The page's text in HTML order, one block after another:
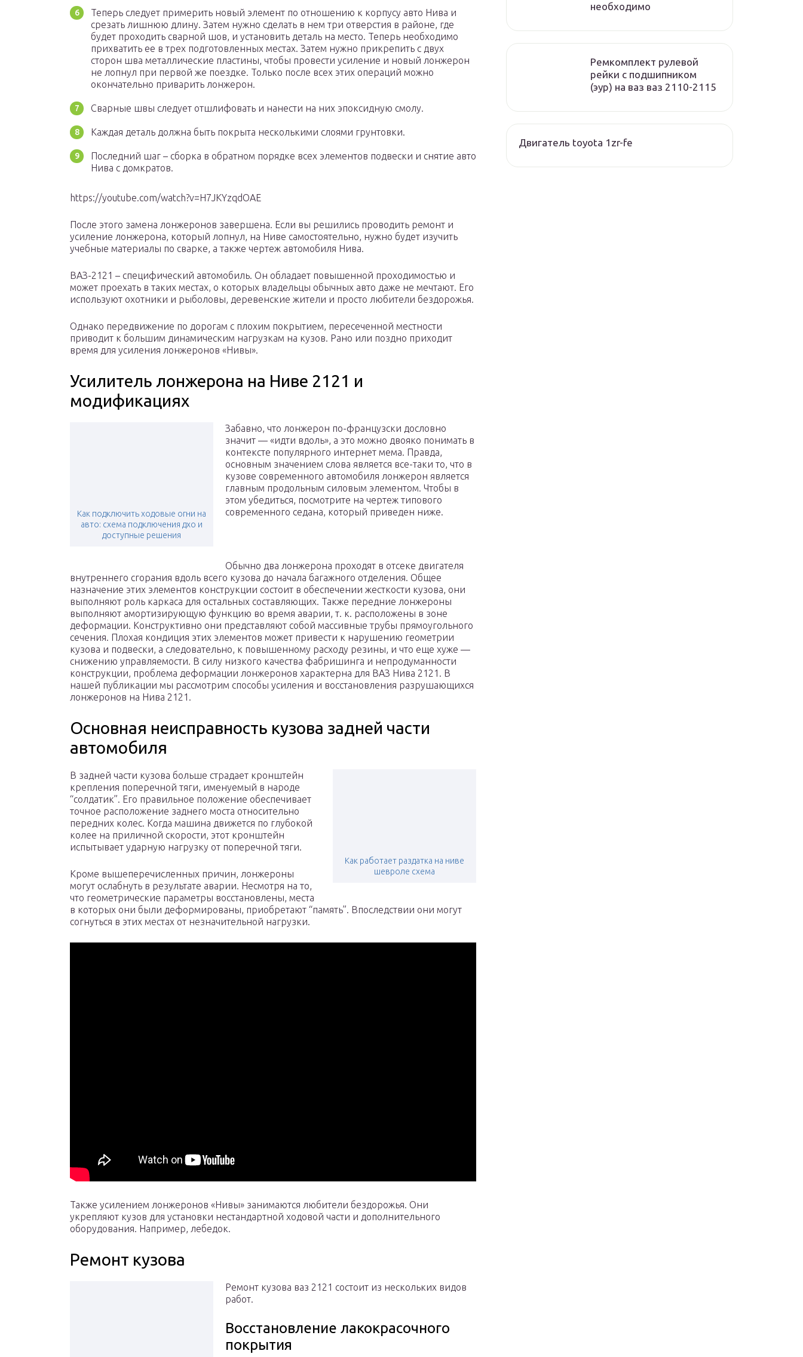
Теперь следует примерить новый элемент по отношению к корпусу авто Нива и
срезать лишнюю длину. Затем нужно сделать в нем три отверстия в районе, где
будет проходить сварной шов, и установить деталь на место. Теперь необходимо
прихватить ее в трех подготовленных местах. Затем нужно прикрепить с двух
сторон шва металлические пластины, чтобы провести усиление и новый лонжерон
не лопнул при первой же поездке. Только после всех этих операций можно
окончательно приварить лонжерон.
Сварные швы следует отшлифовать и нанести на них эпоксидную смолу.
Каждая деталь должна быть покрыта несколькими слоями грунтовки.
Последний шаг – сборка в обратном порядке всех элементов подвески и снятие авто
Нива с домкратов.
https://youtube.com/watch?v=H7JKYzqdOAE
После этого замена лонжеронов завершена. Если вы решились проводить ремонт и
усиление лонжерона, который лопнул, на Ниве самостоятельно, нужно будет изучить
учебные материалы по сварке, а также чертеж автомобиля Нива.
ВАЗ-2121 – специфический автомобиль. Он обладает повышенной проходимостью и
может проехать в таких местах, о которых владельцы обычных авто даже не мечтают. Его
используют охотники и рыболовы, деревенские жители и просто любители бездорожья.
Однако передвижение по дорогам с плохим покрытием, пересеченной местности
приводит к большим динамическим нагрузкам на кузов. Рано или поздно приходит
время для усиления лонжеронов «Нивы».
Усилитель лонжерона на Ниве 2121 и
модификациях
Как подключить ходовые огни на
авто: схема подключения дхо и
доступные решения
Забавно, что лонжерон по-французски дословно
значит — «идти вдоль», а это можно двояко понимать в
контексте популярного интернет мема. Правда,
основным значением слова является все-таки то, что в
кузове современного автомобиля лонжерон является
главным продольным силовым элементом. Чтобы в
этом убедиться, посмотрите на чертеж типового
современного седана, который приведен ниже.
Обычно два лонжерона проходят в отсеке двигателя
внутреннего сгорания вдоль всего кузова до начала багажного отделения. Общее
назначение этих элементов конструкции состоит в обеспечении жесткости кузова, они
выполняют роль каркаса для остальных составляющих. Также передние лонжероны
выполняют амортизирующую функцию во время аварии, т. к. расположены в зоне
деформации. Конструктивно они представляют собой массивные трубы прямоугольного
сечения. Плохая кондиция этих элементов может привести к нарушению геометрии
кузова и подвески, а следовательно, к повышенному расходу резины, и что еще хуже —
снижению управляемости. В силу низкого качества фабришинга и непродуманности
конструкции, проблема деформации лонжеронов характерна для ВАЗ Нива 2121. В
нашей публикации мы рассмотрим способы усиления и восстановления разрушающихся
лонжеронов на Нива 2121.
Основная неисправность кузова задней части
автомобиля
Как работает раздатка на ниве
шевроле схема
В задней части кузова больше страдает кронштейн
крепления поперечной тяги, именуемый в народе
“солдатик”. Его правильное положение обеспечивает
точное расположение заднего моста относительно
передних колес. Когда машина движется по глубокой
колее на приличной скорости, этот кронштейн
испытывает ударную нагрузку от поперечной тяги.
Кроме вышеперечисленных причин, лонжероны
могут ослабнуть в результате аварии. Несмотря на то,
что геометрические параметры восстановлены, места
в которых они были деформированы, приобретают “память”. Впоследствии они могут
согнуться в этих местах от незначительной нагрузки.
Также усилением лонжеронов «Нивы» занимаются любители бездорожья. Они
укрепляют кузов для установки нестандартной ходовой части и дополнительного
оборудования. Например, лебедок.
Ремонт кузова
Ремонт кузова ваз 2121 состоит из нескольких видов
работ.
Восстановление лакокрасочного
покрытия
необходимо
Ремкомплект рулевой
рейки с подшипником
(эур) на ваз ваз 2110-2115
Двигатель toyota 1zr-fe